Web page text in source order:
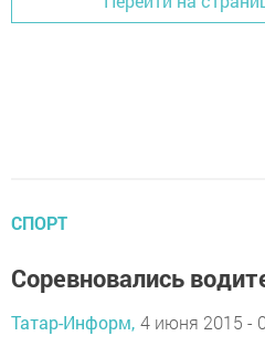
СПОРТ
Соревновались
Татар-Информ, 4 июня 2015 -